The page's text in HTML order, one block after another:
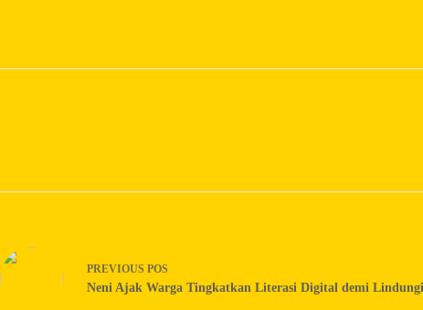
PREVIOUS POS
Neni Ajak Warga Tingkatkan Literasi Digital demi